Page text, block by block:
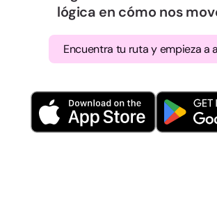
lógica en cómo nos
Encuentra tu ruta y empieza a